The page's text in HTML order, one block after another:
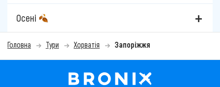
Осені
Головна Тури Хорватія Запоріжжя